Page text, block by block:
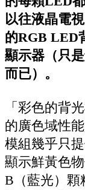
以往液晶電
的RGB LED
顯示器（只
而已）。
「彩色的背
的廣色域性
模組幾乎只
顯示鮮黃色
B（藍光）顆